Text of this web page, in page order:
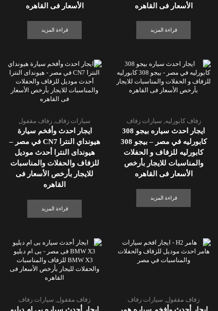
الأسعار فى القاهره
قراءة المزيد
الأسعار فى القاهره
قراءة المزيد
زفاف كابورليه سيارات زفاف
ايجار احدث سياره بيجو 308
كابورليه في مصر – بيجو 308
كابورليه للزفاف و الحفلات
والمناسبات للايجار بأرخص
الأسعار فى القاهره
قراءة المزيد
سيارات زفاف زفاف مقفول
ايجار احدث وأفخم سيارة
هيونداي النترا CN7 في مصر –
هيونداى النترا أحدث موديل
للزفاف والحفلات والمناسبات
للايجار بأرخص الأسعار فى
القاهره
قراءة المزيد
زفاف مقفول سيارات زفاف
ايجار أحدث وأفخم سياره همر
زفاف مقفول سيارات زفاف
ايجار أحدث سياره بى ام دبليو